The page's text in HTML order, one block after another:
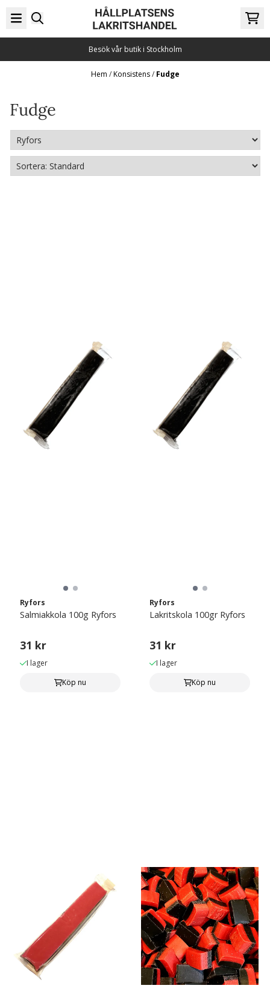
Hoppa till innehåll
Besök vår butik i Stockholm
Hem /Konsistens/ Fudge
Fudge
Ryfors
Salmiakkola 100g Ryfors
31 kr
I lager
Köp nu
Ryfors
Lakritskola 100gr Ryfors
31 kr
I lager
Köp nu